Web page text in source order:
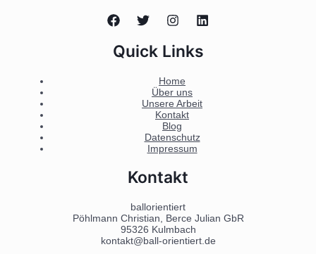
Quick Links
Home
Über uns
Unsere Arbeit
Kontakt
Blog
Datenschutz
Impressum
Kontakt
ballorientiert
Pöhlmann Christian, Berce Julian GbR
95326 Kulmbach
kontakt@ball-orientiert.de